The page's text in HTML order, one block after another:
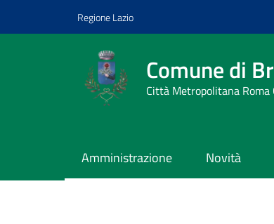
Regione Lazio
Comune di
Città Metropolitana Roma
Amministrazione Novità